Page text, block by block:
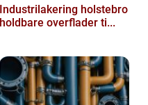
Industrilakering holstebro
holdbare overflader ti...